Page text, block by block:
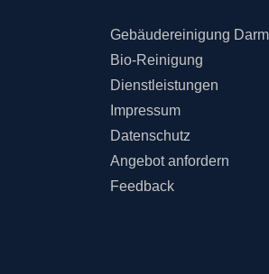
Gebäudereinigung
Bio-Reinigung
Dienstleistungen
Impressum
Datenschutz
Angebot anfordern
Feedback